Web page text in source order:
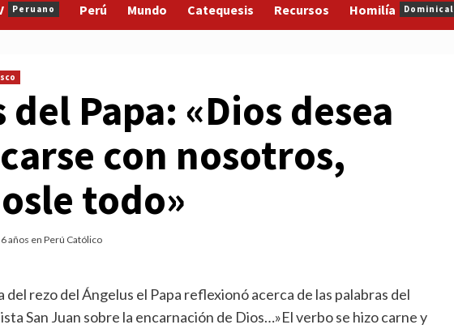
Peruano Perú Mundo Catequesis Recursos Homilía Dominical
Papa: «Dios desea
con nosotros,
todo»
años en Perú Católico
del rezo del Ángelus el Papa reflexionó acerca de las palabras del
San Juan sobre la encarnación de Dios…»El verbo se hizo carne y